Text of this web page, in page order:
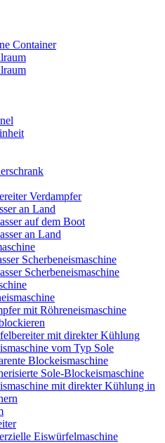
Container
Verdampfer
an Land
auf dem Boot
an Land
Scherbeneismaschine
Scherbeneismaschine
mit Röhreneismaschine
mit direkter Kühlung
vom Typ Sole
Blockeismaschine
Sole-Blockeismaschine
mit direkter Kühlung in
Eiswürfelmaschine